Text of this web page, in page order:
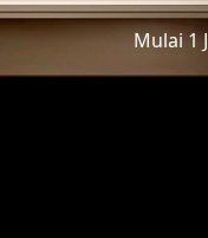
Mulai 1